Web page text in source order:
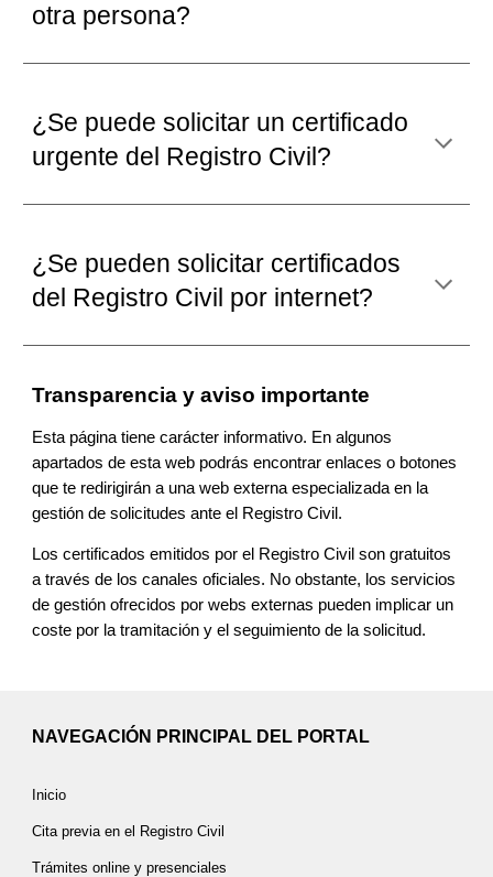
otra persona?
¿Se puede solicitar un certificado
urgente del Registro Civil?
¿Se pueden solicitar certificados
del Registro Civil por internet?
Transparencia y aviso importante
Esta página tiene carácter informativo. En algunos
apartados de esta web podrás encontrar enlaces o botones
que te redirigirán a una web externa especializada en la
gestión de solicitudes ante el Registro Civil.
Los certificados emitidos por el Registro Civil son gratuitos
a través de los canales oficiales. No obstante, los servicios
de gestión ofrecidos por webs externas pueden implicar un
coste por la tramitación y el seguimiento de la solicitud.
NAVEGACIÓN PRINCIPAL DEL PORTAL
Inicio
Cita previa en el Registro Civil
Trámites online y presenciales